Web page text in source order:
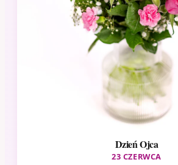
Dzień Ojca
23 CZERWCA